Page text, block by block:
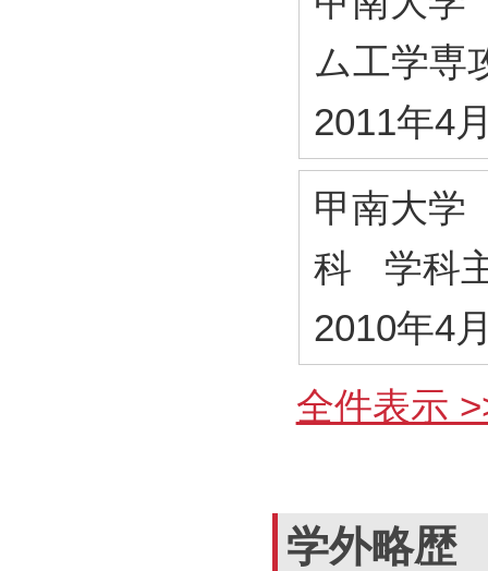
ム工学
2011年4
甲南大
科 学科
2010年4
全件表示
学外略歴